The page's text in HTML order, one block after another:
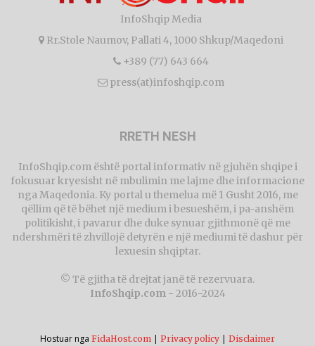
InfoShqip Media
Rr.Stole Naumov, Pallati 4, 1000 Shkup/Maqedoni
+389 (77) 643 664
press(at)infoshqip.com
RRETH NESH
InfoShqip.com është portal informativ në gjuhën shqipe i
fokusuar kryesisht në mbulimin me lajme dhe informacione
nga Maqedonia. Ky portal u themelua më 1 Gusht 2016, me
qëllim që të bëhet një medium i besueshëm, i pa-anshëm
politikisht, i pavarur dhe duke synuar gjithmonë që me
ndershmëri të zhvillojë detyrën e një mediumi të dashur për
lexuesin shqiptar.
© Të gjitha të drejtat janë të rezervuara.
InfoShqip.com- 2016-2024
Hostuar nga FidaHost.com | Privacy policy | Disclaimer